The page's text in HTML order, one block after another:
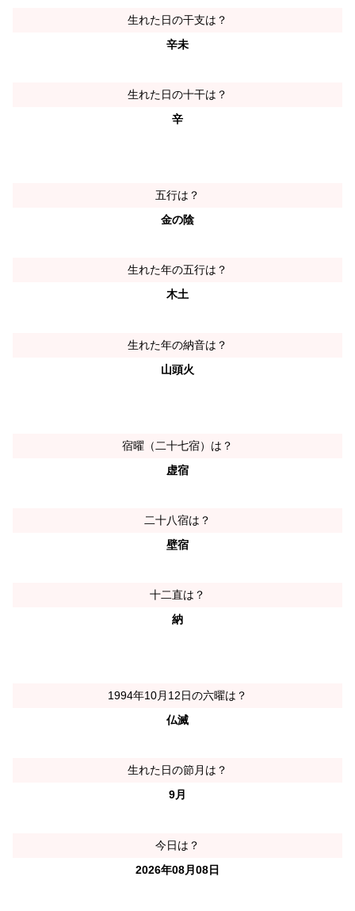
生れた日の干支は？
辛未
生れた日の十干は？
辛
五行は？
金の陰
生れた年の五行は？
木土
生れた年の納音は？
山頭火
宿曜（二十七宿）は？
虚宿
二十八宿は？
壁宿
十二直は？
納
1994年10月12日の六曜は？
仏滅
生れた日の節月は？
9月
今日は？
2026年08月08日